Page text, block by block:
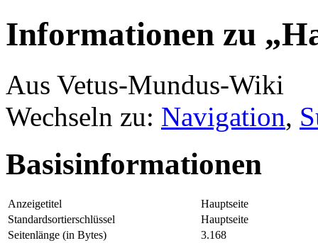
Informationen zu
Aus Vetus-Mundus-Wiki
Wechseln zu: Navigation,
Basisinformationen
Anzeigetitel
Hauptseite
Standardsortierschlüssel
Hauptseite
Seitenlänge (in Bytes)
3.168